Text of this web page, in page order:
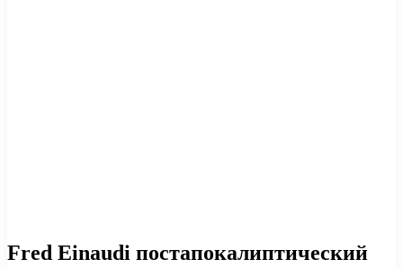
Fred Einaudi постапокалиптический